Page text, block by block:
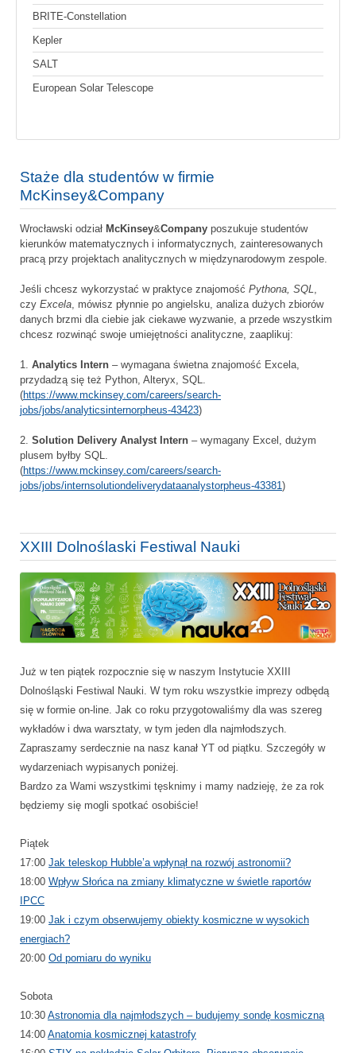
BRITE-Constellation
Kepler
SALT
European Solar Telescope
Staże dla studentów w firmie
McKinsey&Company
Wrocławski odział McKinsey&Company poszukuje studentów
kierunków matematycznych i informatycznych, zainteresowanych
pracą przy projektach analitycznych w międzynarodowym zespole.
Jeśli chcesz wykorzystać w praktyce znajomość Pythona, SQL,
czy Excela, mówisz płynnie po angielsku, analiza dużych zbiorów
danych brzmi dla ciebie jak ciekawe wyzwanie, a przede wszystkim
chcesz rozwinąć swoje umiejętności analityczne, zaaplikuj:
1. Analytics Intern – wymagana świetna znajomość Excela,
przydadzą się też Python, Alteryx, SQL.
(https://www.mckinsey.com/careers/search-
jobs/jobs/analyticsinternorpheus-43423)
2. Solution Delivery Analyst Intern – wymagany Excel, dużym
plusem byłby SQL.
(https://www.mckinsey.com/careers/search-
jobs/jobs/internsolutiondeliverydataanalystorpheus-43381)
XXIII Dolnoślaski Festiwal Nauki
Już w ten piątek rozpocznie się w naszym Instytucie XXIII
Dolnośląski Festiwal Nauki. W tym roku wszystkie imprezy odbędą
się w formie on-line. Jak co roku przygotowaliśmy dla was szereg
wykładów i dwa warsztaty, w tym jeden dla najmłodszych.
Zapraszamy serdecznie na nasz kanał YT od piątku. Szczegóły w
wydarzeniach wypisanych poniżej.
Bardzo za Wami wszystkimi tęsknimy i mamy nadzieję, że za rok
będziemy się mogli spotkać osobiście!
Piątek
17:00 Jak teleskop Hubble’a wpłynął na rozwój astronomii?
18:00 Wpływ Słońca na zmiany klimatyczne w świetle raportów
IPCC
19:00 Jak i czym obserwujemy obiekty kosmiczne w wysokich
energiach?
20:00 Od pomiaru do wyniku
Sobota
10:30 Astronomia dla najmłodszych – budujemy sondę kosmiczną
14:00 Anatomia kosmicznej katastrofy